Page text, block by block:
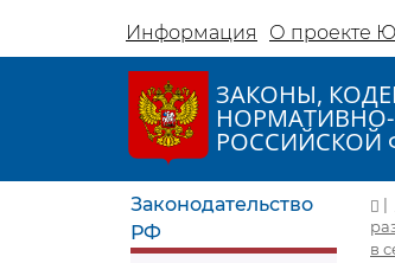
Информация О проекте
ЗАКОНЫ,
РОССИЙСКОЙ
Законодательство
РФ
|
в